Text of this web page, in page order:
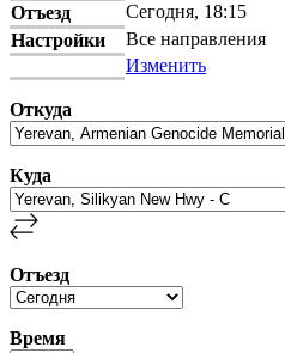
Отъезд
Сегодня, 18:15
Настройки
Все направления
Изменить
Откуда
Куда
Отъезд
Время